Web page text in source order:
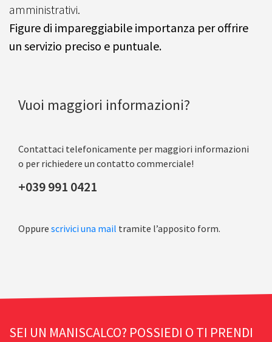
amministrativi.
Figure di impareggiabile importanza per offrire
un servizio preciso e puntuale.
Vuoi maggiori informazioni?
Contattaci telefonicamente per maggiori informazioni
o per richiedere un contatto commerciale!
+039 991 0421
Oppure scrivici una mail tramite l’apposito form.
SEI UN MANISCALCO? POSSIEDI O TI PRENDI